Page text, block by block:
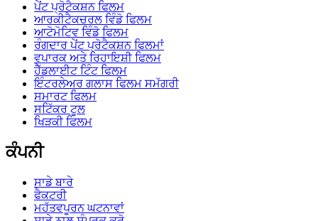
ਪੇਂਟ ਪ੍ਰੋਟੈਕਸ਼ਨ ਫਿਲਮ
ਆਰਕੀਟੈਕਚਰਲ ਵਿੰਡੋ ਫਿਲਮ
ਆਟੋਮੋਟਿਵ ਵਿੰਡੋ ਫਿਲਮ
ਰੰਗਦਾਰ ਪੇਂਟ ਪ੍ਰੋਟੈਕਸ਼ਨ ਫਿਲਮਾਂ
ਵਪਾਰਕ ਅਤੇ ਰਿਹਾਇਸ਼ੀ ਫਿਲਮ
ਹੈੱਡਲਾਈਟ ਟਿੰਟ ਫਿਲਮ
ਇੰਟਰਲੇਅਰ ਗਲਾਸ ਫਿਲਮ ਸਮੱਗਰੀ
ਸਮਾਰਟ ਫਿਲਮ
ਸਟਿੱਕਰ ਟੂਲ
ਖਿੜਕੀ ਫਿਲਮ
ਕੰਪਨੀ
ਸਾਡੇ ਬਾਰੇ
ਫੈਕਟਰੀ
ਮਹੱਤਵਪੂਰਨ ਘਟਨਾਵਾਂ